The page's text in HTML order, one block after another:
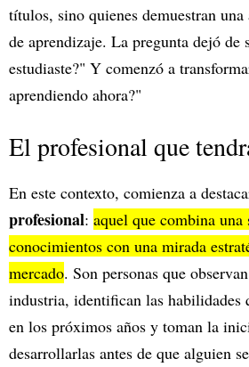
títulos, sino quienes demuestran
de aprendizaje. La pregunta dejó de
estudiaste?" Y comenzó a
aprendiendo ahora?"
El profesional que
En este contexto, comienza a
profesional: aquel que combina una
conocimientos con una mirada
mercado. Son personas que
industria, identifican las habilidades
en los próximos años y toman la
desarrollarlas antes de que alguien